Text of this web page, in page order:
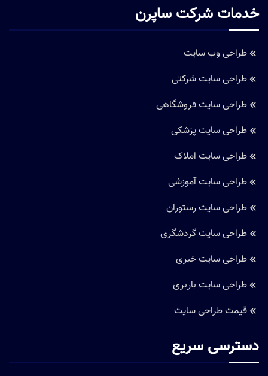
خدمات شرکت ساپرن
طراحی وب سایت
طراحی سایت شرکتی
طراحی سایت فروشگاهی
طراحی سایت پزشکی
طراحی سایت املاک
طراحی سایت آموزشی
طراحی سایت رستوران
طراحی سایت گردشگری
طراحی سایت خبری
طراحی سایت باربری
قیمت طراحی سایت
دسترسی سریع